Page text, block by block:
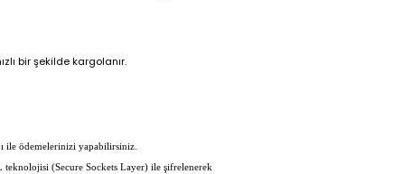
bir şekilde kargolanır.
ile ödemelerinizi yapabilirsiniz.
teknolojisi (Secure Sockets Layer) ile şifrelenerek